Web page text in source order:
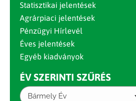
Statisztikai jelentések
Agrárpiaci jelentések
Pénzügyi Hírlevél
Éves jelentések
Egyéb kiadványok
ÉV SZERINTI SZŰRÉS
Bármely Év